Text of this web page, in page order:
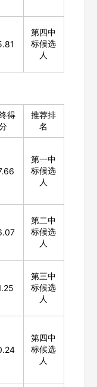
第四中
标候选
人
得
推荐排
名
第一中
标候选
人
第二中
标候选
人
第三中
标候选
人
第四中
标候选
人
给您致电！